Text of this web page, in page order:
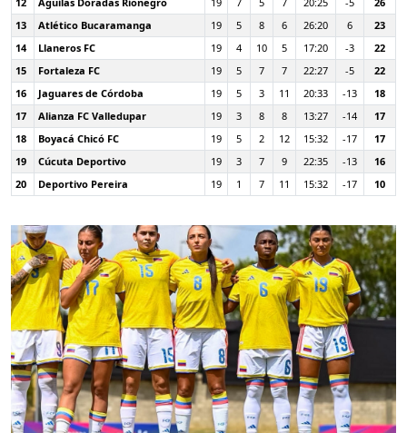
13
Atlético Bucaramanga 19 5 8 6 26:20 6
23
14
Llaneros FC 19 4 10 5 17:20 -3
22
15
Fortaleza FC 19 5 7 7 22:27 -5
22
16
Jaguares de Córdoba 19 5 3 11 20:33 -13
18
17
Alianza FC Valledupar 19 3 8 8 13:27 -14
17
18
Boyacá Chicó FC 19 5 2 12 15:32 -17
17
19
Cúcuta Deportivo 19 3 7 9 22:35 -13
16
20
Deportivo Pereira 19 1 7 11 15:32 -17 10